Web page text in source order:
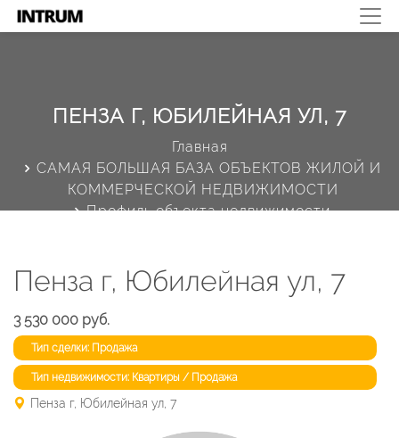
ПЕНЗА Г, ЮБИЛЕЙНАЯ УЛ, 7
Главная
САМАЯ БОЛЬШАЯ БАЗА ОБЪЕКТОВ ЖИЛОЙ И
КОММЕРЧЕСКОЙ НЕДВИЖИМОСТИ
Профиль объекта недвижимости
Пенза г, Юбилейная ул, 7
3 530 000 руб.
Тип сделки: Продажа
Тип недвижимости: Квартиры / Продажа
Пенза г, Юбилейная ул, 7